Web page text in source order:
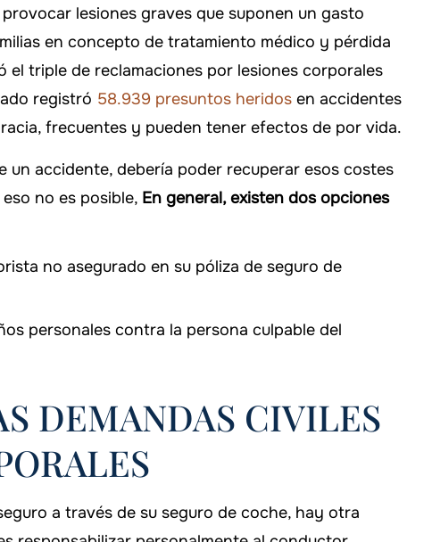
lesiones graves que suponen un gasto
en concepto de tratamiento médico y pérdida
el triple de reclamaciones por lesiones corporales
registró 58.939 presuntos heridos en accidentes
frecuentes y pueden tener efectos de por vida.
un accidente, debería poder recuperar esos costes
no es posible, En general, existen dos opciones
no asegurado en su póliza de seguro de
personales contra la persona culpable del
DEMANDAS CIVILES
a través de su seguro de coche, hay otra